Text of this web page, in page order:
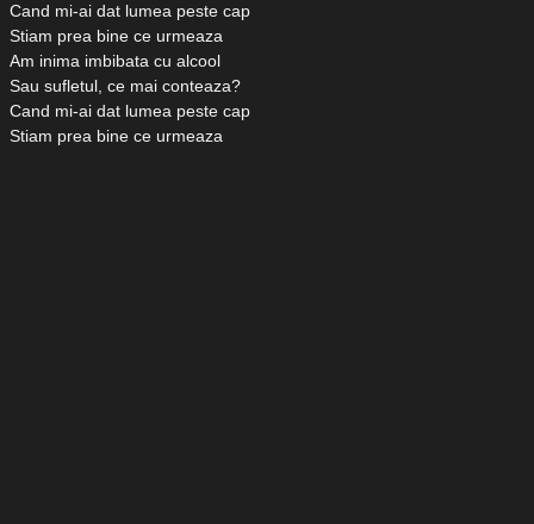
Cand mi-ai dat lumea peste cap
Stiam prea bine ce urmeaza
Am inima imbibata cu alcool
Sau sufletul, ce mai conteaza?
Cand mi-ai dat lumea peste cap
Stiam prea bine ce urmeaza